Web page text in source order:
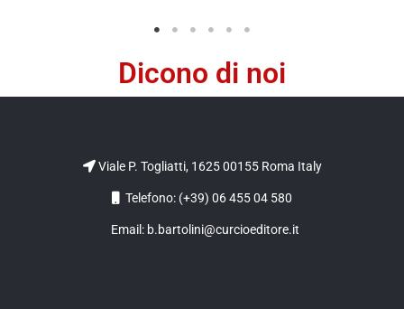
Dicono di noi
Viale P. Togliatti, 1625 00155 Roma Italy
Telefono: (+39) 06 455 04 580
Email: b.bartolini@curcioeditore.it